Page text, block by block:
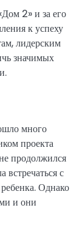
2» и за его
к успеху
лидерским
значимых
много
проекта
продолжился
встречаться с
Однако
и они